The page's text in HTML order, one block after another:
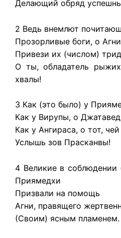
Делающий обряд
2 Ведь внемлют
Прозорливые боги, о
Привези их (числом)
О ты, обладатель
хвалы!
3 Как (это было) у
Как у Вирупы, о
Как у Ангираса, о тот,
Услышь зов Прасканвы!
4 Великие в соблюдении
Приямедхи
Призвали на помощь
Агни, правящего
(Своим) ясным пламенем.